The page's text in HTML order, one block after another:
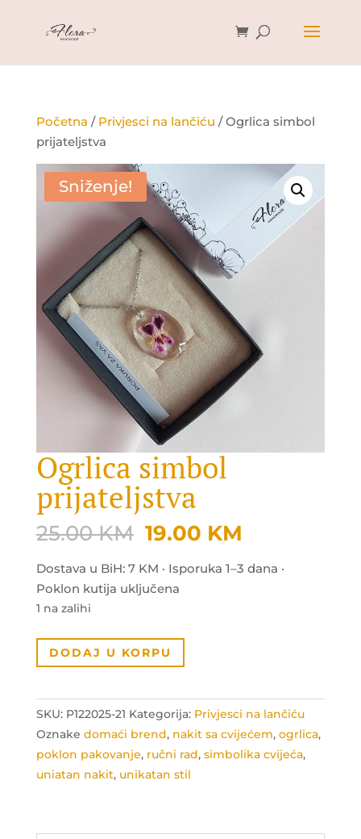
Početna / Privjesci na lančiću / Ogrlica simbol
prijateljstva
Sniženje!
Ogrlica simbol
prijateljstva
25.00KM Original
was:
25.00 KM.
19.00 KM
is:
Dostava u BiH: 7 KM · Isporuka 1–3 dana ·
Poklon kutija uključena
1 na zalihi
Ogrlica
simbol
količina
DODAJ U KORPU
SKU: P122025-21 Kategorija: Privjesci na lančiću
Oznake domaći brend, nakit sa cvijećem, ogrlica,
poklon pakovanje, ručni rad, simbolika cvijeća,
uniatan nakit, unikatan stil